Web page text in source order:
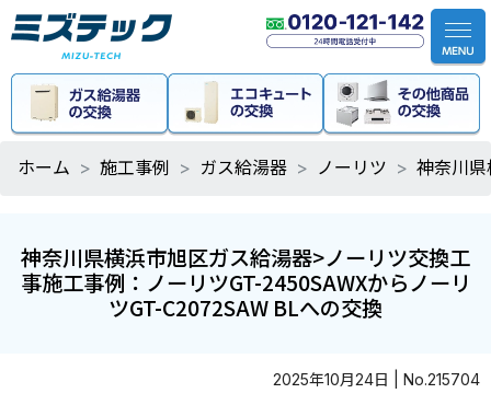
ホーム 施工事例 ガス給湯器 ノーリツ 神奈川
神奈川県横浜市旭区ガス給湯器>ノーリツ交換工
事施工事例：ノーリツGT-2450SAWXからノーリ
ツGT-C2072SAW BLへの交換
2025年10月24日 | No.215704